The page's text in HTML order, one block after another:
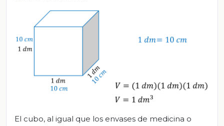
El cubo, al igual que los envases de medicina o